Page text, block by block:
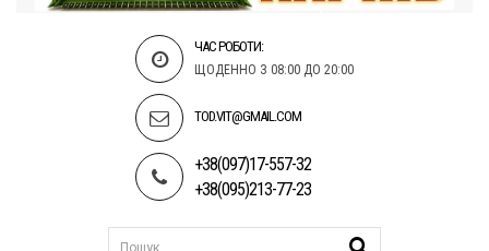
ЧАС РОБОТИ:
ЩОДЕННО З 08:00 ДО 20:00
TOD.VIT@GMAIL.COM
+38(097)17-557-32
+38(095)213-77-23